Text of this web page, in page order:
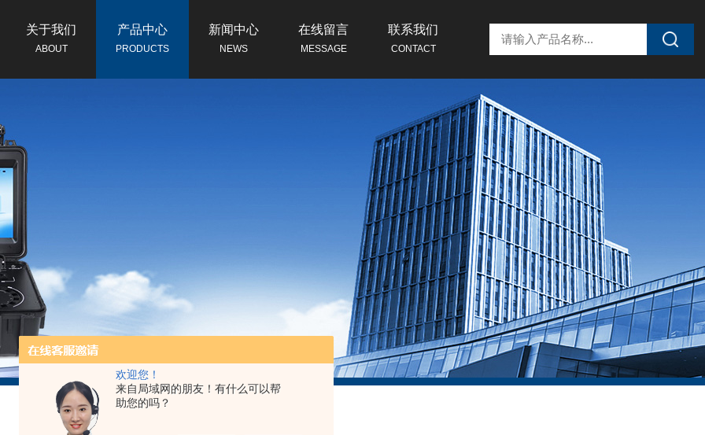
欢迎您！
来自局域网的朋友！有什么可以帮
助您的吗？
关于我们
ABOUT
产品中心
PRODUCTS
新闻中心
NEWS
在线留言
MESSAGE
联系我们
CONTACT